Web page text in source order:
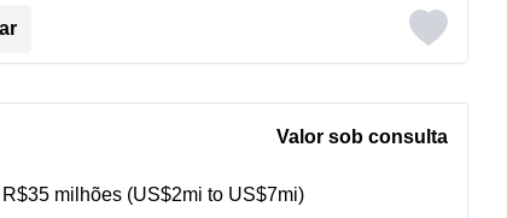
Valor sob consulta
milhões (US$2mi to US$7mi)